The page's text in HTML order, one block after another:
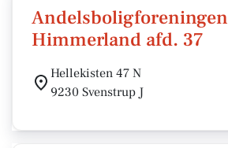
Andelsboligforeningen
Himmerland afd. 37
Hellekisten 47 N
9230 Svenstrup J